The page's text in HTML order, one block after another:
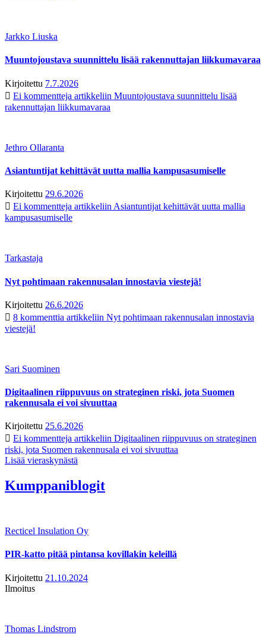
Jarkko Liuska
Muuntojoustava suunnittelu lisää rakennuttajan liikkumavaraa
Kirjoitettu 7.7.2026
Ei kommentteja artikkeliin Muuntojoustava suunnittelu lisää
rakennuttajan liikkumavaraa
Jethro Ollaranta
Asiantuntijat kehittävät uutta mallia kampusasumiselle
Kirjoitettu 29.6.2026
Ei kommentteja artikkeliin Asiantuntijat kehittävät uutta mallia
kampusasumiselle
Tarkastaja
Nyt pohtimaan rakennusalan innostavia viestejä!
Kirjoitettu 26.6.2026
8 kommenttia artikkeliin Nyt pohtimaan rakennusalan innostavia
viestejä!
Sari Suominen
Digitaalinen riippuvuus on strateginen riski, jota Suomen
rakennusala ei voi sivuuttaa
Kirjoitettu 25.6.2026
Ei kommentteja artikkeliin Digitaalinen riippuvuus on strateginen
riski, jota Suomen rakennusala ei voi sivuuttaa
Lisää vieraskynästä
Kumppaniblogit
Recticel Insulation Oy
PIR-katto pitää pintansa kovillakin keleillä
Kirjoitettu 21.10.2024
Ilmoitus
Thomas Lindstrom